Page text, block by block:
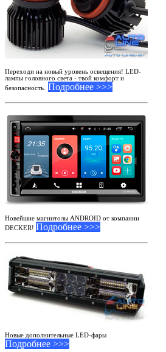
Переходи на новый уровень освещения! LED-
лампы головного света - твой комфорт и
безопасность.
Подробнее >>>
Новейшие магнитолы ANDROID от компании
DECKER! Подробнее >>>
Новые дополнительные LED-фары
Подробнее >>>